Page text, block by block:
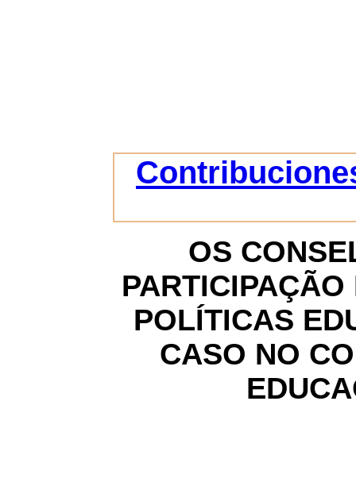
OS
POLÍTICAS
CASO NO